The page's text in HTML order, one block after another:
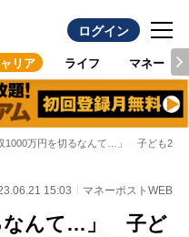
ログイン
リア ライフ マネー
1000万円を切るなんて…」 子ども2人
15:03 マネーポストWEB
なんて…」 子ど